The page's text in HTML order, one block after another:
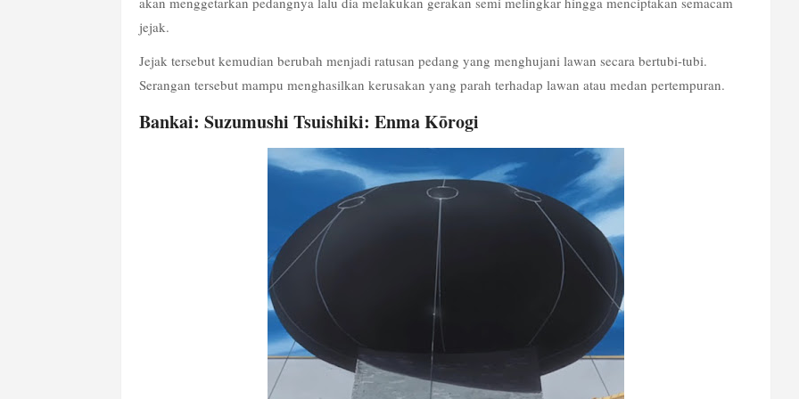
jejak.
Jejak tersebut kemudian berubah menjadi ratusan pedang yang menghujani lawan secara bertubi-tubi.
Serangan tersebut mampu menghasilkan kerusakan yang parah terhadap lawan atau medan pertempuran.
Bankai: Suzumushi Tsuishiki: Enma Kōrogi